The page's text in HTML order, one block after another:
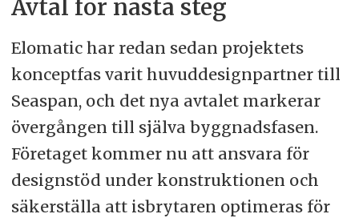
Avtal för nästa steg
Elomatic har redan sedan projektets
konceptfas varit huvuddesignpartner till
Seaspan, och det nya avtalet markerar
övergången till själva byggnadsfasen.
Företaget kommer nu att ansvara för
designstöd under konstruktionen och
säkerställa att isbrytaren optimeras för